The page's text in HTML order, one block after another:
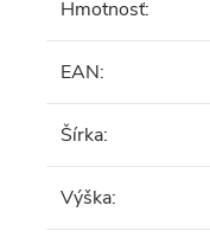
Hmotnosť:
EAN:
Šírka:
Výška: